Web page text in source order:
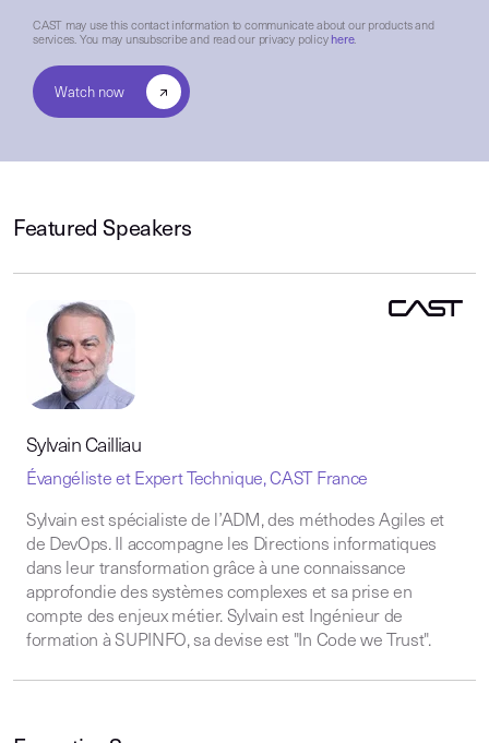
CAST may use this contact information to communicate about our products and
services. You may unsubscribe and read our privacy policy here.
Featured Speakers
Sylvain Cailliau
Évangéliste et Expert Technique, CAST France
Sylvain est spécialiste de l’ADM, des méthodes Agiles et
de DevOps. Il accompagne les Directions informatiques
dans leur transformation grâce à une connaissance
approfondie des systèmes complexes et sa prise en
compte des enjeux métier. Sylvain est Ingénieur de
formation à SUPINFO, sa devise est "In Code we Trust".